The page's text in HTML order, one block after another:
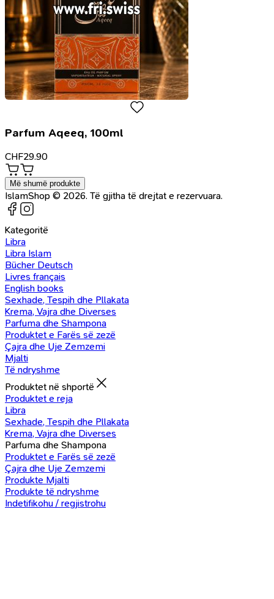
Parfum Aqeeq, 100ml
CHF29.90
Më shumë produkte
IslamShop © 2026. Të gjitha të drejtat e rezervuara.
Kategoritë
Libra
Libra Islam
Bücher Deutsch
Livres français
English books
Sexhade, Tespih dhe Pllakata
Krema, Vajra dhe Diverses
Parfuma dhe Shampona
Produktet e Farës së zezë
Çajra dhe Uje Zemzemi
Mjalti
Të ndryshme
Produktet në shportë
Produktet e reja
Libra
Sexhade, Tespih dhe Pllakata
Krema, Vajra dhe Diverses
Parfuma dhe Shampona
Produktet e Farës së zezë
Çajra dhe Uje Zemzemi
Produkte Mjalti
Produkte të ndryshme
Indetifikohu / regjistrohu